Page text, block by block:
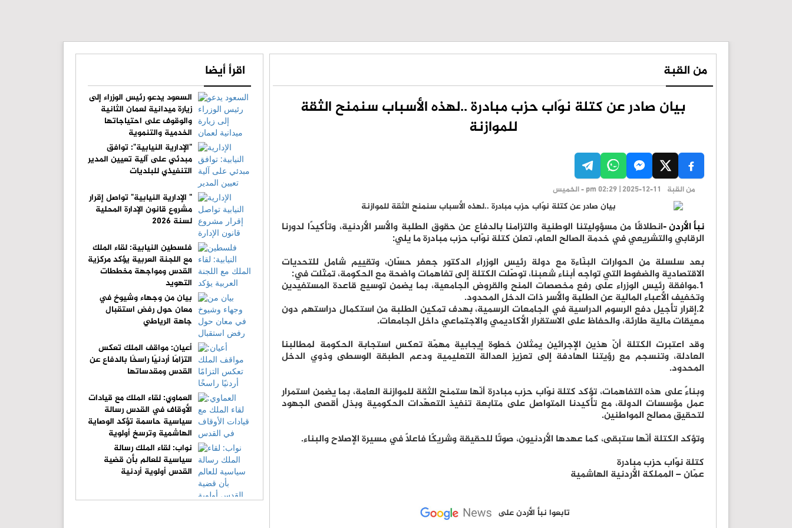
من القبة
بيان صادر عن كتلة نوّاب حزب مبادرة ..لهذه الأسباب سنمنح الثقة
للموازنة
من القبة pm 02:29 | 2025-12-11 - الخميس
نبأ الأردن -انطلاقًا من مسؤوليتنا الوطنية والتزامنا بالدفاع عن حقوق الطلبة والأسر الأردنية، وتأكيدًا لدورنا
الرقابي والتشريعي في خدمة الصالح العام، تعلن كتلة نوّاب حزب مبادرة ما يلي:
بعد سلسلة من الحوارات البنّاءة مع دولة رئيس الوزراء الدكتور جعفر حسّان، وتقييم شامل للتحديات
الاقتصادية والضغوط التي تواجه أبناء شعبنا، توصّلت الكتلة إلى تفاهمات واضحة مع الحكومة، تمثّلت في:
1. موافقة رئيس الوزراء على رفع مخصصات المنح والقروض الجامعية، بما يضمن توسيع قاعدة المستفيدين
وتخفيف الأعباء المالية عن الطلبة والأسر ذات الدخل المحدود.
2.إقرار تأجيل دفع الرسوم الدراسية في الجامعات الرسمية، بهدف تمكين الطلبة من استكمال دراستهم دون
معيقات مالية طارئة، والحفاظ على الاستقرار الأكاديمي والاجتماعي داخل الجامعات.
وقد اعتبرت الكتلة أنّ هذين الإجرائين يمثلان خطوة إيجابية مهمّة تعكس استجابة الحكومة لمطالبنا
العادلة، وتنسجم مع رؤيتنا الهادفة إلى تعزيز العدالة التعليمية ودعم الطبقة الوسطى وذوي الدخل
المحدود.
وبناءً على هذه التفاهمات، تؤكد كتلة نوّاب حزب مبادرة أنّها ستمنح الثقة للموازنة العامة، بما يضمن استمرار
عمل مؤسسات الدولة، مع تأكيدنا المتواصل على متابعة تنفيذ التعهّدات الحكومية وبذل أقصى الجهود
لتحقيق مصالح المواطنين.
وتؤكد الكتلة أنّها ستبقى، كما عهدها الأردنيون، صوتًا للحقيقة وشريكًا فاعلًا في مسيرة الإصلاح والبناء.
كتلة نوّاب حزب مبادرة
عمّان – المملكة الأردنية الهاشمية
تابعوا نبأ الأردن على
اقرأ أيضا
السعود يدعو رئيس الوزراء إلى
زيارة ميدانية لعمان الثانية
والوقوف على احتياجاتها
الخدمية والتنموية
"الإدارية النيابية": توافق
مبدئي على آلية تعيين المدير
التنفيذي للبلديات
" الإدارية النيابية" تواصل إقرار
مشروع قانون الإدارة المحلية
لسنة 2026
فلسطين النيابية: لقاء الملك
مع اللجنة العربية يؤكد مركزية
القدس ومواجهة مخططات
التهويد
بيان من وجهاء وشيوخ في
معان حول رفض استقبال
جاهة الرياطي
أعيان: مواقف الملك تعكس
التزامًا أردنيًا راسخًا بالدفاع عن
القدس ومقدساتها
العماوي: لقاء الملك مع قيادات
الأوقاف في القدس رسالة
سياسية حاسمة تؤكد الوصاية
الهاشمية وترسخ أولوية
الدفاع عن المقدساتنواب: لقاء الملك رسالة
سياسية للعالم بأن قضية
القدس أولوية أردنية